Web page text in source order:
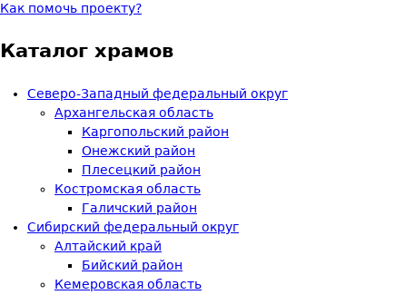
Как помочь проекту?
Каталог храмов
Северо-Западный федеральный округ
Архангельская область
Каргопольский район
Онежский район
Плесецкий район
Костромская область
Галичский район
Сибирский федеральный округ
Алтайский край
Бийский район
Кемеровская область